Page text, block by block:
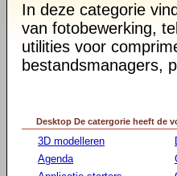
In deze categorie
van fotobewerking,
utilities voor
bestandsmanagers,
Desktop De catergorie heeft de
3D modelleren
Agenda